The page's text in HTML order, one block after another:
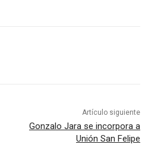
Artículo siguiente
Gonzalo Jara se incorpora a
Unión San Felipe